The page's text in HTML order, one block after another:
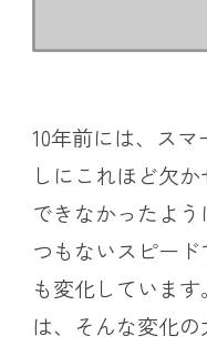
10年前には、ス
しにこれほど欠
できなかったよ
つもないスピー
も変化していま
は、そんな変化